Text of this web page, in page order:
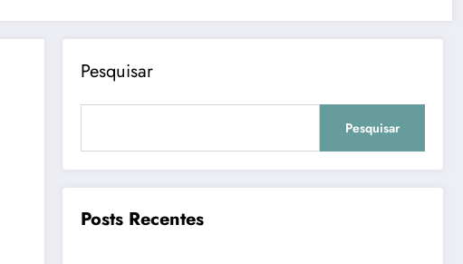
Pesquisar
Pesquisar
Posts Recentes